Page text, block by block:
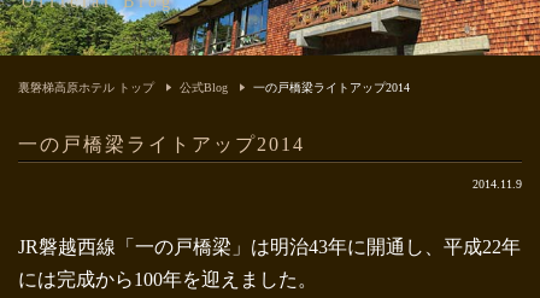
裏磐梯高原ホテル トップ 公式Blog 一の戸橋梁ライトアップ2014
一の戸橋梁ライトアップ2014
2014.11.9
JR磐越西線「一の戸橋梁」は明治43年に開通し、平成22年
には完成から100年を迎えました。